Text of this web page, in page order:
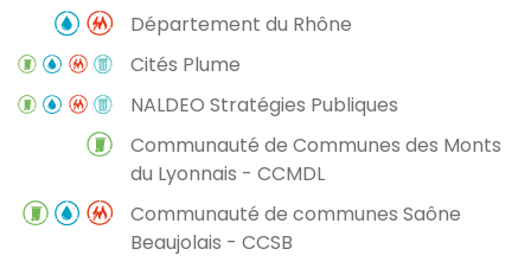
Département du Rhône
Cités Plume
NALDEO Stratégies Publiques
Communauté de Communes des Monts
du Lyonnais - CCMDL
Communauté de communes Saône
Beaujolais - CCSB